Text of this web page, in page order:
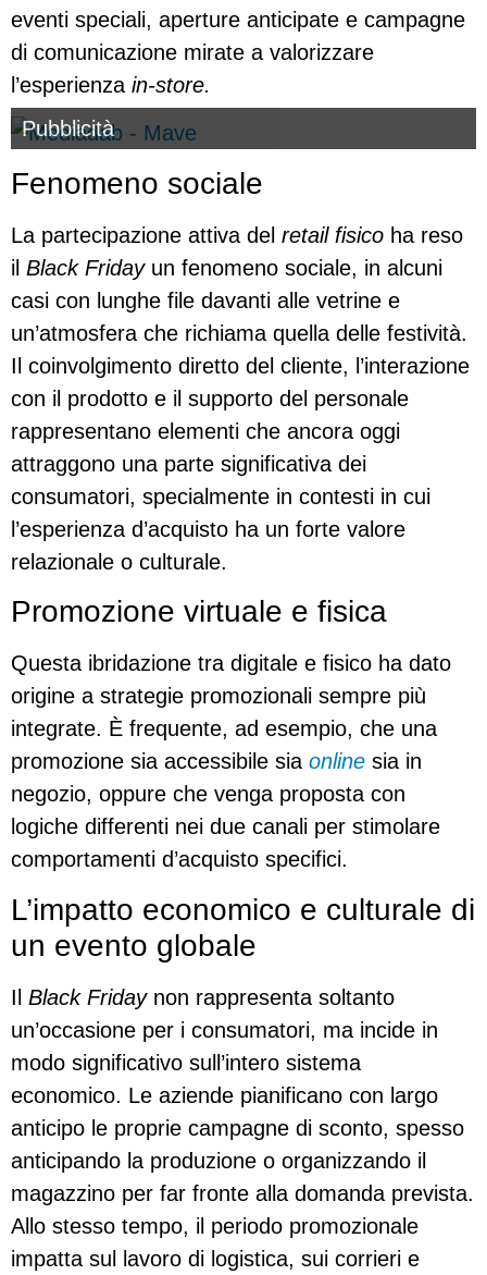
eventi speciali, aperture anticipate e campagne
di comunicazione mirate a valorizzare
l’esperienza in-store.
Pubblicità
Fenomeno sociale
La partecipazione attiva del retail fisico ha reso
il Black Fridayun fenomeno sociale, in alcuni
casi con lunghe file davanti alle vetrine e
un’atmosfera che richiama quella delle festività.
Il coinvolgimento diretto del cliente, l’interazione
con il prodotto e il supporto del personale
rappresentano elementi che ancora oggi
attraggono una parte significativa dei
consumatori, specialmente in contesti in cui
l’esperienza d’acquisto ha un forte valore
relazionale o culturale.
Promozione virtuale e fisica
Questa ibridazione tra digitale e fisico ha dato
origine a strategie promozionali sempre più
integrate. È frequente, ad esempio, che una
promozione sia accessibile sia online sia in
negozio, oppure che venga proposta con
logiche differenti nei due canali per stimolare
comportamenti d’acquisto specifici.
L’impatto economico e culturale di
un evento globale
Il Black Fridaynon rappresenta soltanto
un’occasione per i consumatori, ma incide in
modo significativo sull’intero sistema
economico. Le aziende pianificano con largo
anticipo le proprie campagne di sconto, spesso
anticipando la produzione o organizzando il
magazzino per far fronte alla domanda prevista.
Allo stesso tempo, il periodo promozionale
impatta sul lavoro di logistica, sui corrieri e